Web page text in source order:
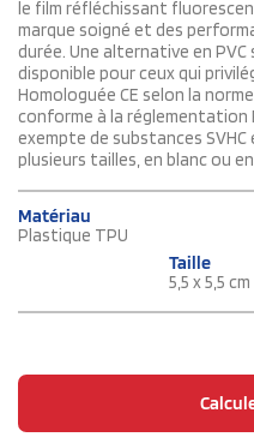
le film réfléchissant
marque soigné et des
durée. Une alternative en
disponible pour ceux qui
Homologuée CE selon la
conforme à la réglementation
exempte de substances
plusieurs tailles, en blanc ou
Matériau
Plastique TPU
Taille
5,5 x 5,5 cm